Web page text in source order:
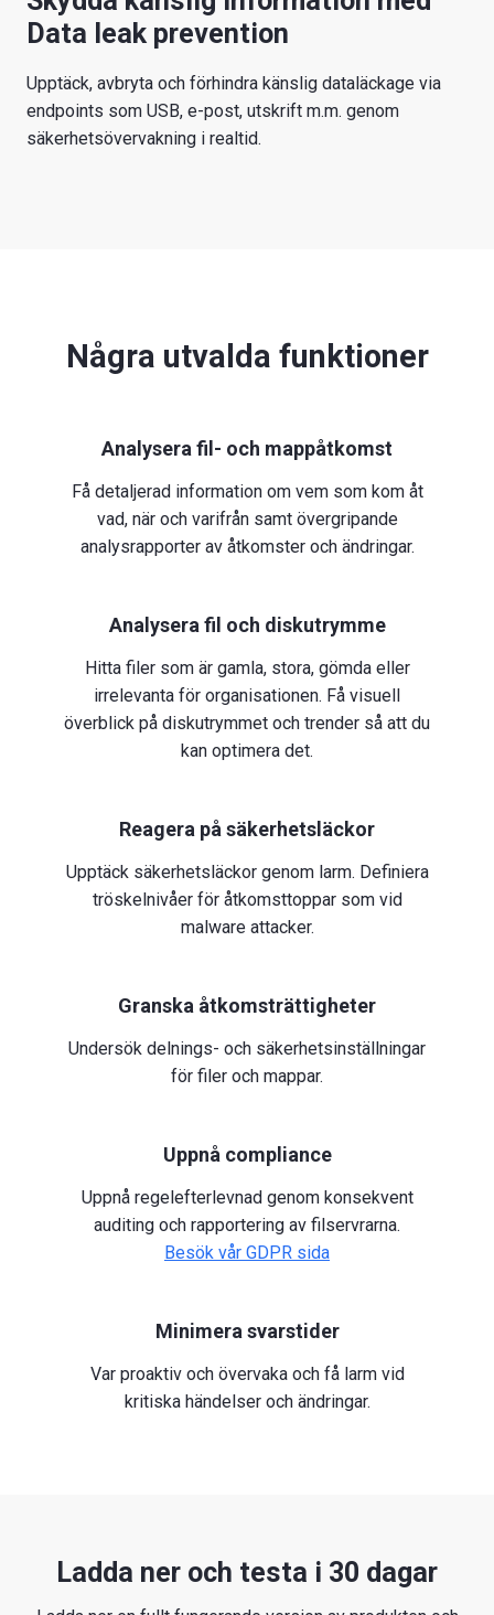
Data leak prevention
Upptäck, avbryta och förhindra känslig dataläckage via
endpoints som USB, e-post, utskrift m.m. genom
säkerhetsövervakning i realtid.
Några utvalda funktioner
Analysera fil- och mappåtkomst
Få detaljerad information om vem som kom åt
vad, när och varifrån samt övergripande
analysrapporter av åtkomster och ändringar.
Analysera fil och diskutrymme
Hitta filer som är gamla, stora, gömda eller
irrelevanta för organisationen. Få visuell
överblick på diskutrymmet och trender så att du
kan optimera det.
Reagera på säkerhetsläckor
Upptäck säkerhetsläckor genom larm. Definiera
tröskelnivåer för åtkomsttoppar som vid
malware attacker.
Granska åtkomsträttigheter
Undersök delnings- och säkerhetsinställningar
för filer och mappar.
Uppnå compliance
Uppnå regelefterlevnad genom konsekvent
auditing och rapportering av filservrarna.
Besök vår GDPR sida
Minimera svarstider
Var proaktiv och övervaka och få larm vid
kritiska händelser och ändringar.
Ladda ner och testa i 30 dagar